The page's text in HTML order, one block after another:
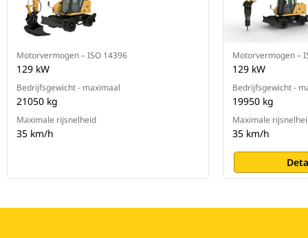
Motorvermogen – ISO 14396
129 kW
Bedrijfsgewicht - maximaal
21050 kg
Maximale rijsnelheid
35 km/h
Motorvermogen –
129 kW
Bedrijfsgewicht -
19950 kg
Maximale
35 km/h